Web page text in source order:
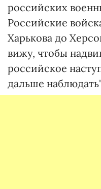
российских
Российские
Харькова до
вижу, чтобы
российское
дальше